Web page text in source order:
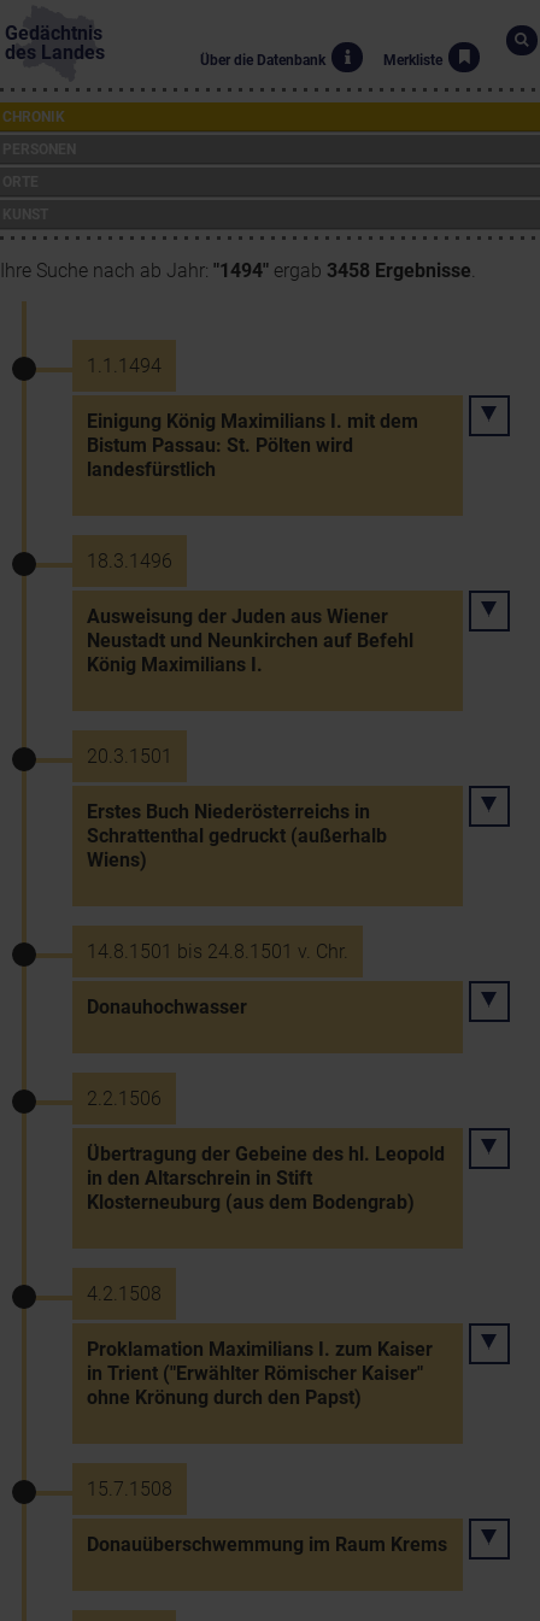
Gedächtnis
des Landes
Über die Datenbank Merkliste
CHRONIK
Ihre Suche nach ab Jahr: "1494" ergab 3458 Ergebnisse.
1.1.1494
Einigung König Maximilians I. mit dem
Bistum Passau: St. Pölten wird
landesfürstlich
18.3.1496
Ausweisung der Juden aus Wiener
Neustadt und Neunkirchen auf Befehl
König Maximilians I.
20.3.1501
Erstes Buch Niederösterreichs in
Schrattenthal gedruckt (außerhalb
Wiens)
14.8.1501 bis 24.8.1501 v. Chr.
Donauhochwasser
2.2.1506
Übertragung der Gebeine des hl. Leopold
in den Altarschrein in Stift
Klosterneuburg (aus dem Bodengrab)
4.2.1508
Proklamation Maximilians I. zum Kaiser
in Trient ("Erwählter Römischer Kaiser"
ohne Krönung durch den Papst)
15.7.1508
Donauüberschwemmung im Raum Krems